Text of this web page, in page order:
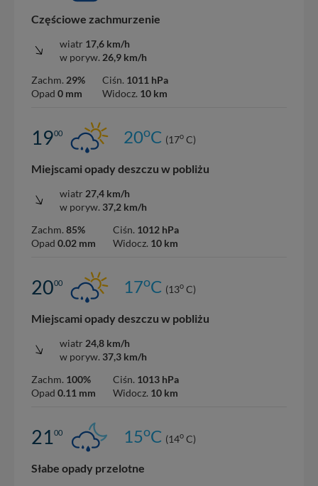
Częściowe zachmurzenie
wiatr 17,6 km/h
w poryw. 26,9 km/h
Zachm. 29%
Opad 0 mm
Ciśn. 1011 hPa
Widocz. 10 km
1900 20oC (17o C)
Miejscami opady deszczu w pobliżu
wiatr 27,4 km/h
w poryw. 37,2 km/h
Zachm. 85%
Opad 0.02 mm
Ciśn. 1012 hPa
Widocz. 10 km
2000 17oC (13o C)
Miejscami opady deszczu w pobliżu
wiatr 24,8 km/h
w poryw. 37,3 km/h
Zachm. 100%
Opad 0.11 mm
Ciśn. 1013 hPa
Widocz. 10 km
2100 15oC (14o C)
Słabe opady przelotne